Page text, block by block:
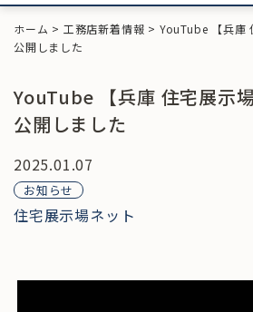
ホーム > 工務店新着情報 > YouTube 【兵庫
公開しました
YouTube 【兵庫 住宅展示
公開しました
2025.01.07
お知らせ
住宅展示場ネット